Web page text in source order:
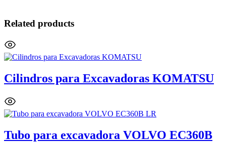
Related products
Cilindros para Excavadoras KOMATSU
Tubo para excavadora VOLVO EC360B